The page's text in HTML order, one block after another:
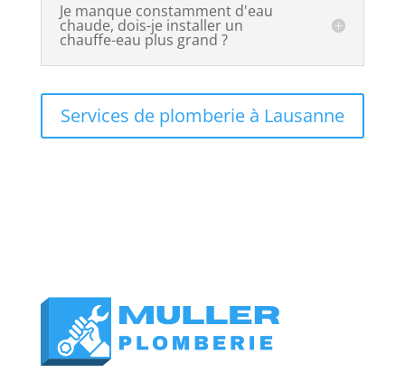
Je manque constamment d'eau
chaude, dois-je installer un
chauffe-eau plus grand ?
Services de plomberie à Lausanne